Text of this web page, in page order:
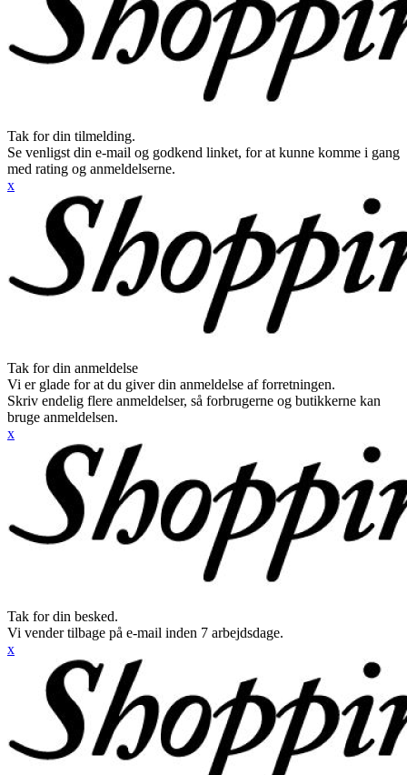
Tak for din tilmelding.
Se venligst din e-mail og godkend linket, for at kunne komme i gang
med rating og anmeldelserne.
x
Tak for din anmeldelse
Vi er glade for at du giver din anmeldelse af forretningen.
Skriv endelig flere anmeldelser, så forbrugerne og butikkerne kan
bruge anmeldelsen.
x
Tak for din besked.
Vi vender tilbage på e-mail inden 7 arbejdsdage.
x